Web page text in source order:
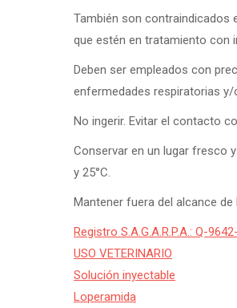
También son contraindicados
que estén en tratamiento con
Deben ser empleados con
enfermedades respiratorias
No ingerir. Evitar el contacto
Conservar en un lugar fresco
y 25°C.
Mantener fuera del alcance
Registro S.A.G.A.R.P.A.: Q-
USO VETERINARIO
Solución inyectable
Loperamida